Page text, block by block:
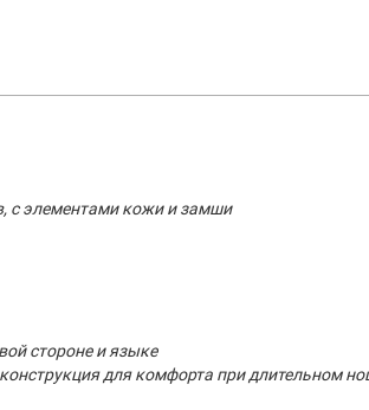
с элементами кожи и замши
стороне и языке
для комфорта при длительном